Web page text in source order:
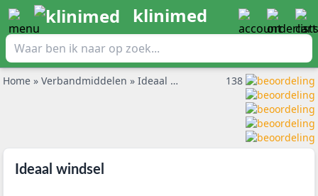
klinimed
Home » Verbandmiddelen » Ideaal windsel 138
Ideaal windsel